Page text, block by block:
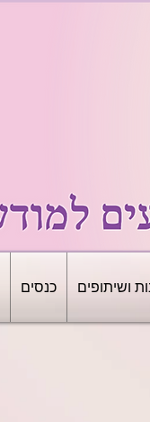
ושיתופים כנסים